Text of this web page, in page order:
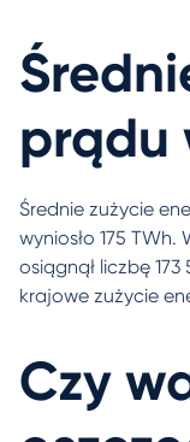
prądu
Średnie zużycie
wyniosło 175
osiągnął liczbę
krajowe zużycie
Czy